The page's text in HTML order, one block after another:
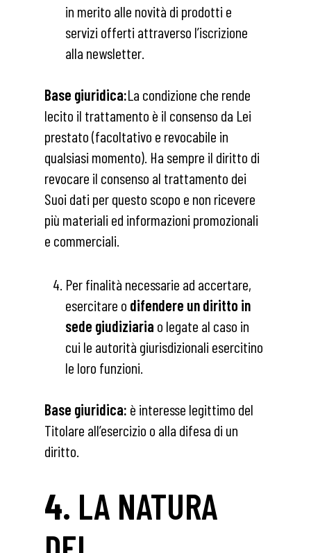
in merito alle novità di prodotti e
servizi offerti attraverso l’iscrizione
alla newsletter.
Base giuridica:La condizione che rende
lecito il trattamento è il consenso da Lei
prestato (facoltativo e revocabile in
qualsiasi momento). Ha sempre il diritto di
revocare il consenso al trattamento dei
Suoi dati per questo scopo e non ricevere
più materiali ed informazioni promozionali
e commerciali.
Per finalità necessarie ad accertare,
esercitare o difendere un diritto in
sede giudiziaria o legate al caso in
cui le autorità giurisdizionali esercitino
le loro funzioni.
Base giuridica: è interesse legittimo del
Titolare all’esercizio o alla difesa di un
diritto.
4. LA NATURA